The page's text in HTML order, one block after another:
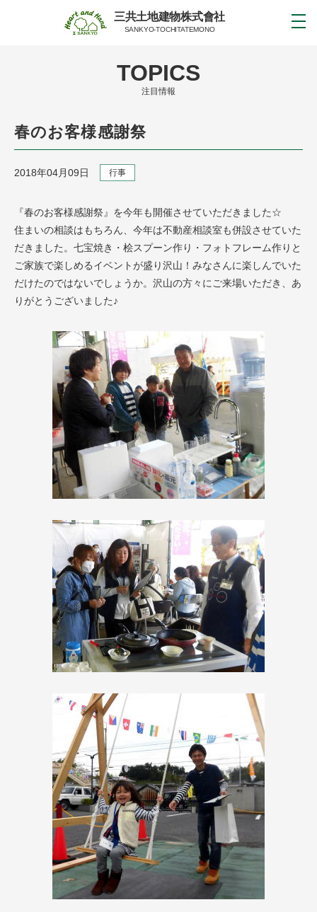
三共土地建物株式會社
SANKYO-TOCHITATEMONO
TOPICS
注目情報
春のお客様感謝祭
2018年04月09日 行事
『春のお客様感謝祭』を今年も開催させていただきました☆
住まいの相談はもちろん、今年は不動産相談室も併設させていた
だきました。七宝焼き・桧スプーン作り・フォトフレーム作りと
ご家族で楽しめるイベントが盛り沢山！みなさんに楽しんでいた
だけたのではないでしょうか。沢山の方々にご来場いただき、あ
りがとうございました♪